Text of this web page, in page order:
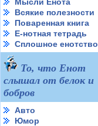
Всякие полезности
Поваренная книга
Е-нотная тетрадь
Сплошное енотство
То, что Енот
слышал от белок и
бобров
Авто
Юмор